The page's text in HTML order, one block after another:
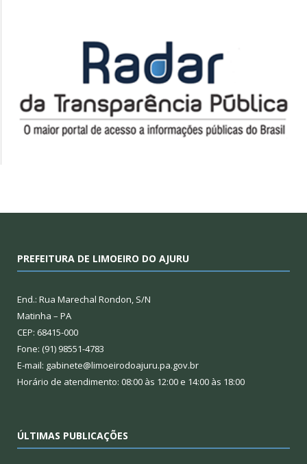
PREFEITURA DE LIMOEIRO DO AJURU
End.: Rua Marechal Rondon, S/N
Matinha – PA
CEP: 68415-000
Fone: (91) 98551-4783
E-mail: gabinete@limoeirodoajuru.pa.gov.br
Horário de atendimento: 08:00 às 12:00 e 14:00 às 18:00
ÚLTIMAS PUBLICAÇÕES